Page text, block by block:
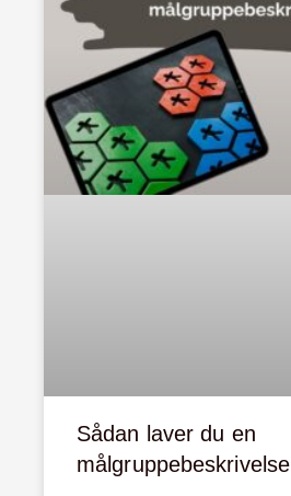
Sådan laver du en
målgruppebeskrivelse